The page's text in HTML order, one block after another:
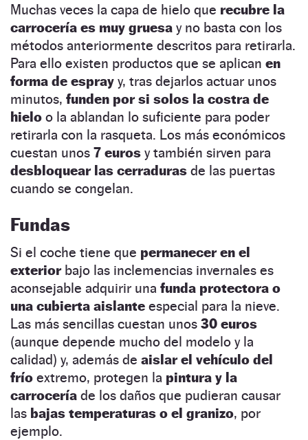
Muchas veces la capa de hielo que recubre la
carrocería es muy gruesa y no basta con los
métodos anteriormente descritos para retirarla.
Para ello existen productos que se aplican en
forma de espray y, tras dejarlos actuar unos
minutos, funden por si solos la costra de
hielo o la ablandan lo suficiente para poder
retirarla con la rasqueta. Los más económicos
cuestan unos 7 euros y también sirven para
desbloquear las cerraduras de las puertas
cuando se congelan.
Fundas
Si el coche tiene que permanecer en el
exteriorbajo las inclemencias invernales es
aconsejable adquirir una funda protectora o
una cubierta aislante especial para la nieve.
Las más sencillas cuestan unos 30 euros
(aunque depende mucho del modelo y la
calidad) y, además de aislar el vehículo del
frío extremo, protegen la pintura y la
carrocería de los daños que pudieran causar
las bajas temperaturas o el granizo, por
ejemplo.